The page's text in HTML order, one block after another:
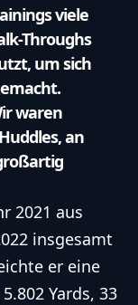
viele
Throughs
um sich
waren
an
2021 aus
insgesamt
er eine
Yards, 33